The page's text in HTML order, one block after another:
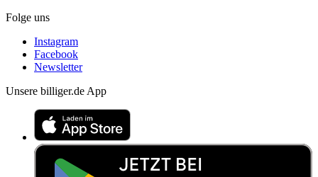
Folge uns
Instagram
Facebook
Newsletter
Unsere billiger.de App